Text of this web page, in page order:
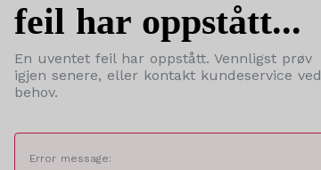
feil har oppstått...
En uventet feil har oppstått. Vennligst prøv
igjen senere, eller kontakt kundeservice ved
behov.
Error message: